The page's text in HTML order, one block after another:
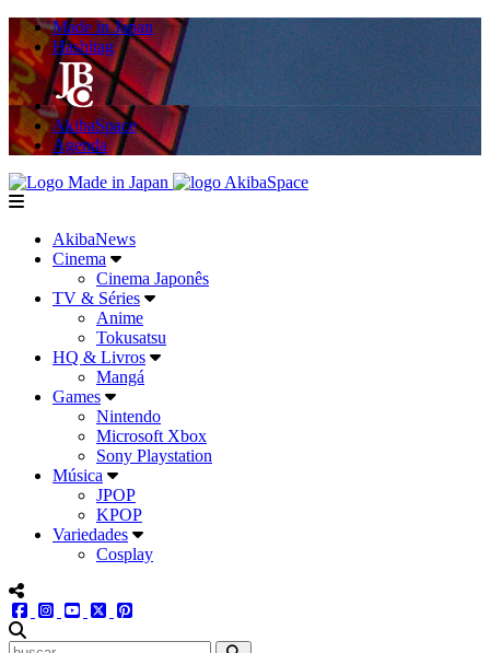
Made in Japan
Hashitag
AkibaSpace
Agenda
Powered By Made in Japan
AkibaSpace
menu
AkibaNews
Cinema
Cinema Japonês
TV & Séries
Anime
Tokusatsu
HQ & Livros
Mangá
Games
Nintendo
Microsoft Xbox
Sony Playstation
Música
JPOP
KPOP
Variedades
Cosplay
menu redes social
facebookinstagram
youtube
twitter